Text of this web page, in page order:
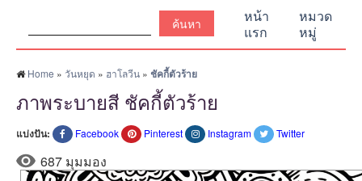
หน้า
แรก
หมวด
หมู่
Home » วันหยุด » ฮาโลวีน » ชัคกี้ตัวร้าย
ภาพระบายสี ชัคกี้ตัวร้าย
แบ่งปัน: Facebook Pinterest Instagram Twitter
687 มุมมอง